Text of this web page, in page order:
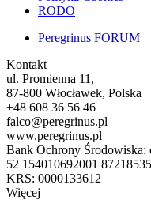
RODO
Peregrinus FORUM
Kontakt
ul. Promienna 11,
87-800 Włocławek, Polska
+48 608 36 56 46
falco@peregrinus.pl
www.peregrinus.pl
Bank Ochrony Środowiska:
52 154010692001
KRS: 0000133612
Więcej